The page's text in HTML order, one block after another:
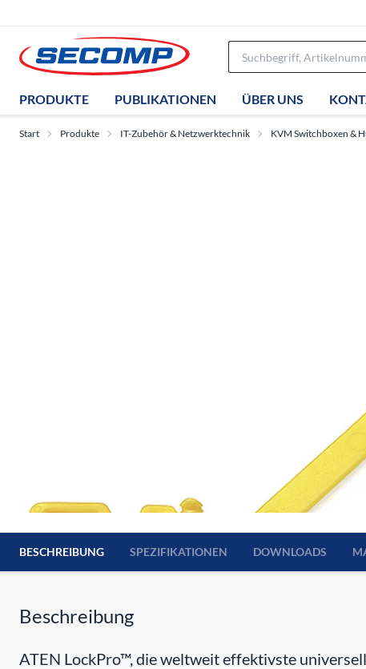
PRODUKTE PUBLIKATIONEN ÜBER UNS
Start Produkte IT-Zubehör & Netzwerktechnik KVM Switchboxen &
BESCHREIBUNG SPEZIFIKATIONEN DOWNLOADS
Beschreibung
ATEN LockPro™, die weltweit effektivste